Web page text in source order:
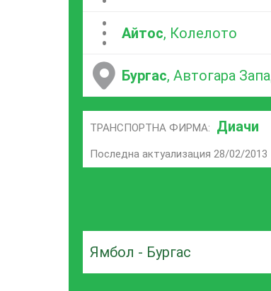
...Айтос, Колелото
Бургас, Автогара
ТРАНСПОРТНА ФИРМА: Диачи
Последна актуализация 28/02/2013
Ямбол - Бургас